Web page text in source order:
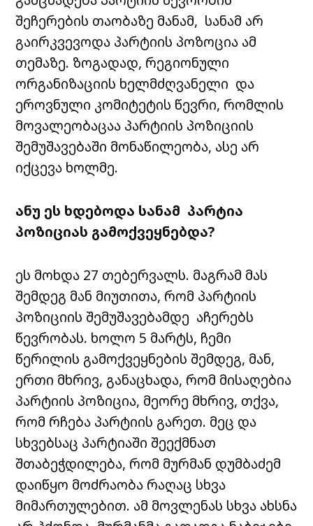
შეჩერების თაობაზე მანამ, სანამ არ
გაირკვევოდა პარტიის პოზოცია ამ
თემაზე. ზოგადად, რეგიონული
ორგანიზაციის ხელმძღვანელი და
ეროვნული კომიტეტის წევრი, რომლის
მოვალეობაცაა პარტიის პოზიციის
შემუშავებაში მონაწილეობა, ასე არ
იქცევა ხოლმე.
ანუ ეს ხდებოდა სანამ პარტია
პოზიციას გამოქვეყნებდა?
ეს მოხდა 27 თებერვალს. მაგრამ მას
შემდეგ მან მიუთითა, რომ პარტიის
პოზიციის შემუშავებამდე აჩერებს
წევრობას. ხოლო 5 მარტს, ჩემი
წერილის გამოქვეყნების შემდეგ, მან,
ერთი მხრივ, განაცხადა, რომ მისაღებია
პარტიის პოზიცია, მეორე მხრივ, თქვა,
რომ რჩება პარტიის გარეთ. მეც და
სხვებსაც პარტიაში შეექმნათ
შთაბეჭდილება, რომ მურმან დუმბაძემ
დაიწყო მოძრაობა რაღაც სხვა
მიმართულებით. ამ მოვლენას სხვა ახსნა